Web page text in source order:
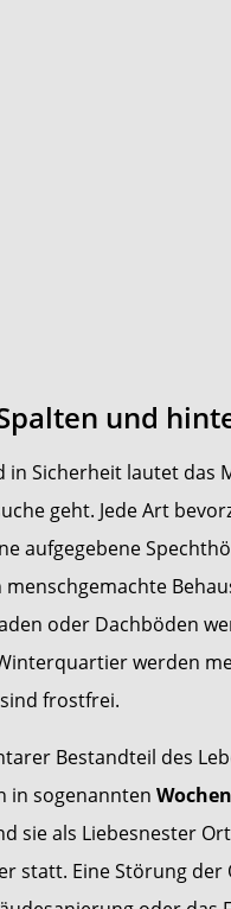
und
in Sicherheit lautet das
geht. Jede Art
aufgegebene
oder Dachböden
werden
frostfrei.
Bestandteil des
in sogenannten
sie als Liebesnester
statt. Eine Störung der